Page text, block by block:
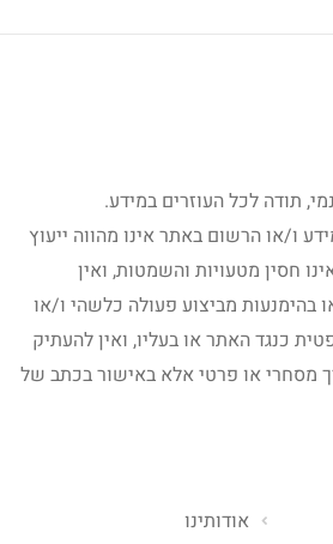
תודה לכל העוזרים במידע.
ו/או הרשום באתר אינו מהווה ייעוץ
חסין מטעויות והשמטות, ואין
בהימנעות מביצוע פעולה כלשהי ו/או
כנגד האתר או בעליו, ואין להעתיק
מסחרי או פרטי אלא באישור בכתב של
אודותינו